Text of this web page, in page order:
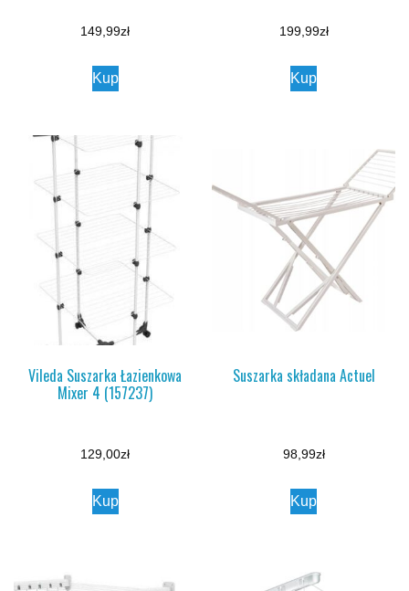
149,99zł
Kup
199,99zł
Kup
Vileda Suszarka Łazienkowa
Mixer 4 (157237)
129,00zł
Kup
Suszarka składana Actuel
98,99zł
Kup